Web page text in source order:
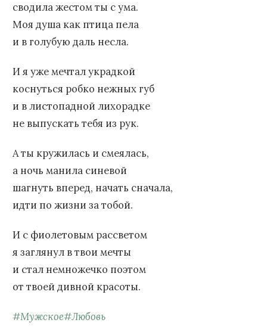
сводила жестом ты с ума.
Моя душа как птица пела
и в голубую даль несла.
И я уже мечтал украдкой
коснуться робко нежных губ
и в листопадной лихорадке
не выпускать тебя из рук.
А ты кружилась и смеялась,
а ночь манила синевой
шагнуть вперед, начать сначала,
идти по жизни за тобой.
И с фиолетовым рассветом
я заглянул в твои мечты
и стал немножечко поэтом
от твоей дивной красоты.
#Мужское#Любовь